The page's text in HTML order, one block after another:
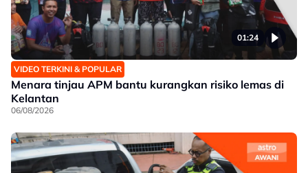
01:24
VIDEO TERKINI & POPULAR
Menara tinjau APM bantu kurangkan risiko lemas di
Kelantan
06/08/2026